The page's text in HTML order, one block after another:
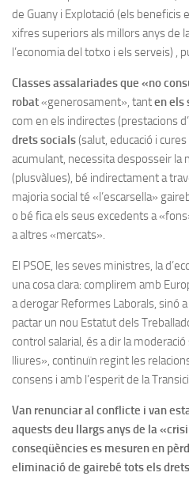
de Guany i Explotació (els
xifres superiors als millors anys de
l’economia del totxo i els serveis) ,
Classes assalariades que «no
robat«generosament», tanten els
com en els indirectes (prestacions
drets socials(salut, educació i
acumulant, necessita desposseir la
(plusvàlues), bé indirectament a
majoria social té «l’escarsella»
o bé fica els seus excedents a
a altres «mercats».
El PSOE, les seves ministres, la
una cosa clara: complirem amb
a derogar Reformes Laborals, sinó
pactar un nou Estatut dels
control salarial, és a dir la
lliures», continuïn regint les
consens i amb l’esperit de la
Van renunciar al conflicte i van
aquests deu llargs anys de la
conseqüències es mesuren en
eliminació de gairebé tots els